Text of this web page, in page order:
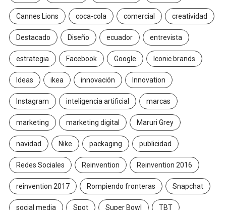
Cannes Lions coca-cola comercial creatividad
Destacado Diseño ecuador entrevista
estrategia Facebook Google Iconic brands
Ideas ikea innovación Innovation
Instagram inteligencia artificial marcas
marketing marketing digital Maruri Grey
navidad Nike packaging publicidad
Redes Sociales Reinvention Reinvention 2016
reinvention 2017 Rompiendo fronteras Snapchat
social media Spot Super Bowl TBT